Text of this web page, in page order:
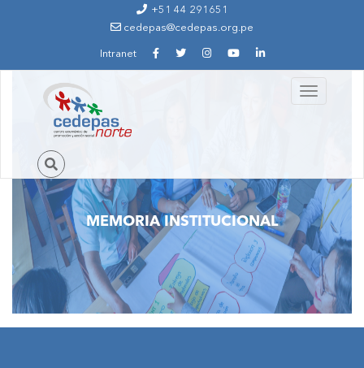
+51 44 291651
cedepas@cedepas.org.pe
Intranet
Toggle
navigation
MEMORIA INSTITUCIONAL